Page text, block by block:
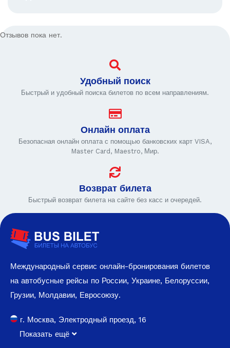
Отзывов пока нет.
Удобный поиск
Быстрый и удобный поиска билетов по всем направлениям.
Онлайн оплата
Безопасная онлайн оплата с помощью банковских карт VISA,
Master Card, Maestro, Мир.
Возврат билета
Быстрый возврат билета на сайте без касс и очередей.
Международный сервис онлайн-бронирования билетов
на автобусные рейсы по России, Украине, Белоруссии,
Грузии, Молдавии, Евросоюзу.
г. Москва, Электродный проезд, 16
Показать ещё